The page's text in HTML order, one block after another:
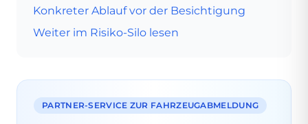
Konkreter Ablauf vor der Besichtigung
Weiter im Risiko-Silo lesen
PARTNER-SERVICE ZUR FAHRZEUGABMELDUNG